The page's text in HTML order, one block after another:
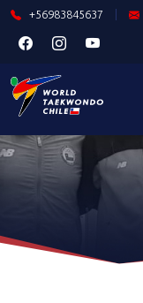
+56983845637